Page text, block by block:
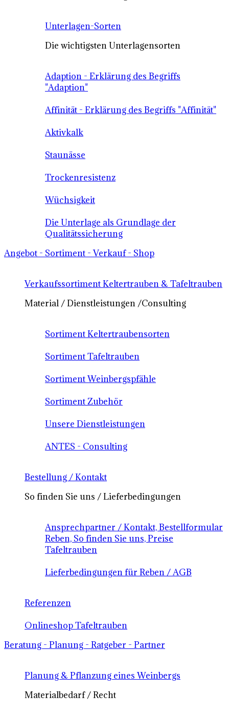
Unterlagen-Sorten
Die wichtigsten Unterlagensorten
Adaption - Erklärung des Begriffs
"Adaption"
Affinität - Erklärung des Begriffs "Affinität"
Aktivkalk
Staunässe
Trockenresistenz
Wüchsigkeit
Die Unterlage als Grundlage der
Qualitätssicherung
Angebot - Sortiment - Verkauf - Shop
Verkaufssortiment Keltertrauben & Tafeltrauben
Material / Dienstleistungen /Consulting
Sortiment Keltertraubensorten
Sortiment Tafeltrauben
Sortiment Weinbergspfähle
Sortiment Zubehör
Unsere Dienstleistungen
ANTES - Consulting
Bestellung / Kontakt
So finden Sie uns / Lieferbedingungen
Ansprechpartner / Kontakt, Bestellformular
Reben, So finden Sie uns, Preise
Tafeltrauben
Lieferbedingungen für Reben / AGB
Referenzen
Onlineshop Tafeltrauben
Beratung - Planung - Ratgeber - Partner
Planung & Pflanzung eines Weinbergs
Materialbedarf / Recht